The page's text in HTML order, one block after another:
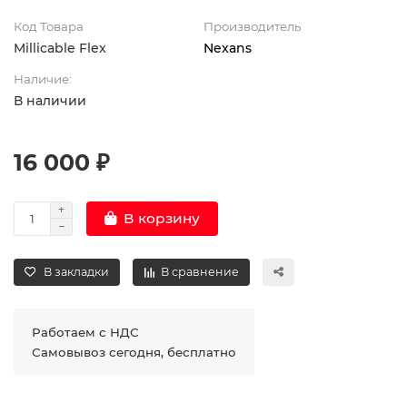
Код Товара
Millicable Flex
Производитель
Nexans
Наличие:
В наличии
16 000 ₽
В корзину
В закладки В сравнение
Работаем с НДС
Самовывоз сегодня, бесплатно